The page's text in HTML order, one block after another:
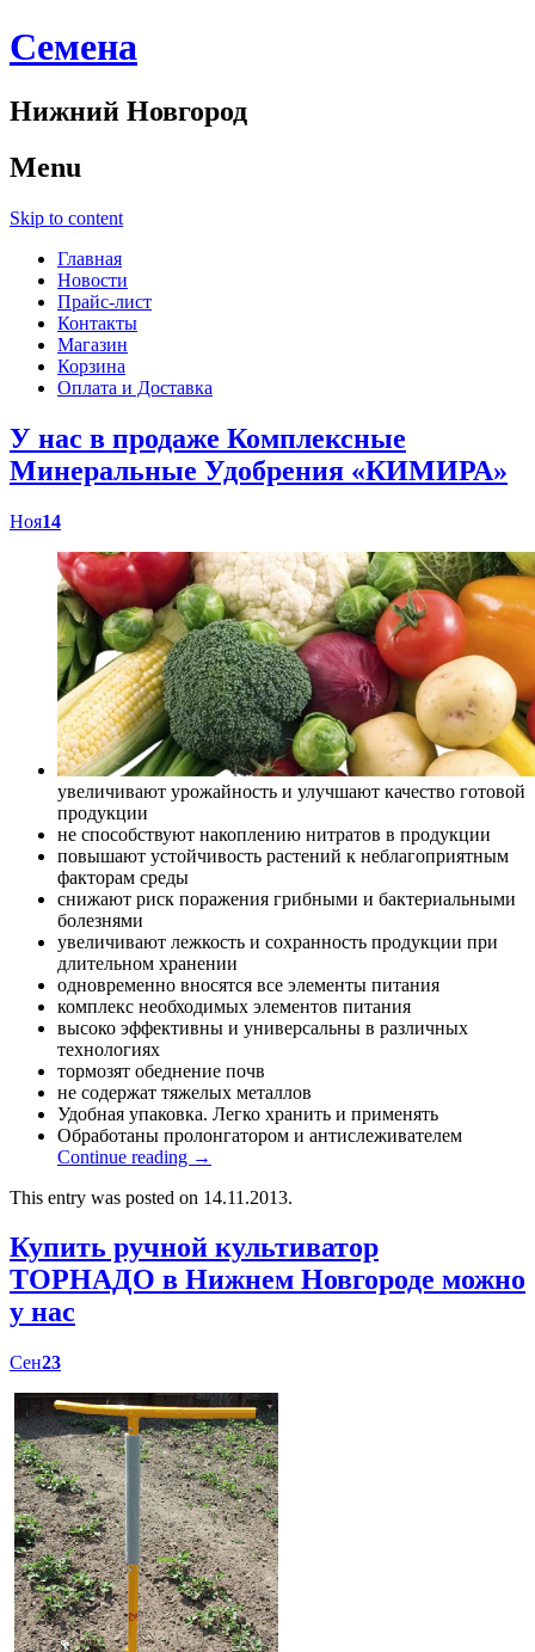
Cемена
Нижний Новгород
Menu
Skip to content
Главная
Новости
Прайс-лист
Контакты
Магазин
Корзина
Оплата и Доставка
У нас в продаже Комплексные
Минеральные Удобрения «КИМИРА»
Ноя14
увеличивают урожайность и улучшают качество готовой
продукции
не способствуют накоплению нитратов в продукции
повышают устойчивость растений к неблагоприятным
факторам среды
снижают риск поражения грибными и бактериальными
болезнями
увеличивают лежкость и сохранность продукции при
длительном хранении
одновременно вносятся все элементы питания
комплекс необходимых элементов питания
высоко эффективны и универсальны в различных
технологиях
тормозят обеднение почв
не содержат тяжелых металлов
Удобная упаковка. Легко хранить и применять
Обработаны пролонгатором и антислеживателем
Continue reading →
This entry was posted on 14.11.2013.
Купить ручной культиватор
ТОРНАДО в Нижнем Новгороде можно
у нас
Сен23